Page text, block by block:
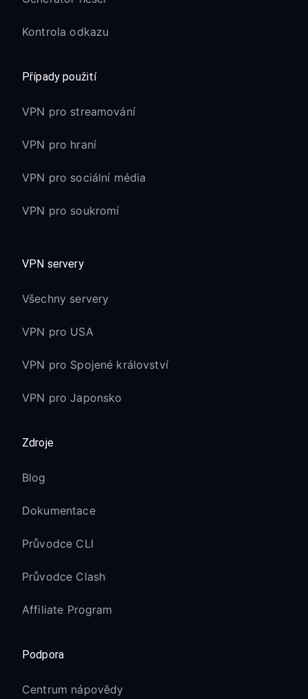
Kontrola odkazu
Případy použití
VPN pro streamování
VPN pro hraní
VPN pro sociální média
VPN pro soukromí
VPN servery
Všechny servery
VPN pro USA
VPN pro Spojené království
VPN pro Japonsko
Zdroje
Blog
Dokumentace
Průvodce CLI
Průvodce Clash
Affiliate Program
Podpora
Centrum nápovědy